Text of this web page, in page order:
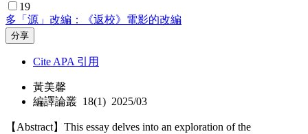
19
多「源」改編：《返校》電影的改編
分享
Cite APA 引用
黃美馨
編譯論叢 18(1) 2025/03
【Abstract】This essay delves into an exploration of the